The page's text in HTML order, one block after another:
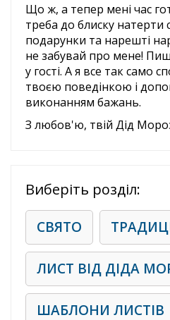
Що ж, а тепер мені час
треба до блиску натерти
подарунки та нарешті
не забувай про мене!
у гості. А я все так само
твоєю поведінкою і
виконанням бажань.
З любов'ю, твій Дід
Виберіть розділ:
СВЯТО
ЛИСТ ВІД ДІДА
ШАБЛОНИ ЛИСТІВ